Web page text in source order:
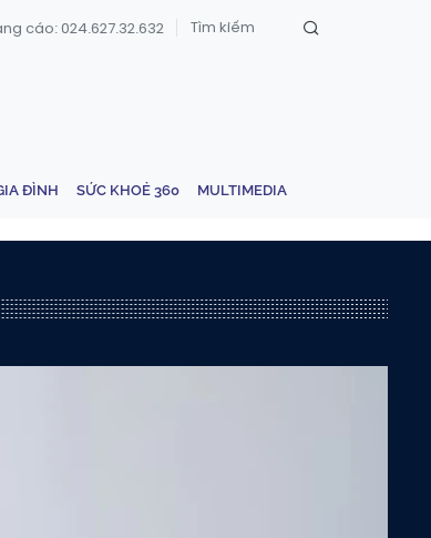
cáo: 024.627.32.632
ĐÌNH SỨC KHOẺ 360 MULTIMEDIA